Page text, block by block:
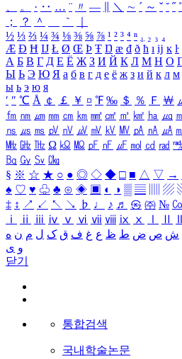
、
。 · ‥ … ¨ 〃 ― ＼ ∼ ´ ～ ˇ ˘ ˝ ˚
；
？ ＾ ｀
½ ⅓ ⅔ ¼ ¾ ⅛ ⅜ ⅝ ⅞ ¹ ² ³ ⁴ ⁿ ₁ ₂ ₃ ₄
Æ Ð Ħ Ĳ Ł Ø Œ Þ Ŧ Ŋ æ đ ð ħ ı ĳ ĸ ŀ
А Б В Г Д Е Ё Ж З И Й К Л М Н О
Ы Ь Э Ю Я а б в г д е ё ж з и й к л м
ы ь э ю я
′ ″ ℃ Å ￠ ￡ ￥ ¤ ℉ ‰ ＄ ％ Ｆ ￦
㎙ ㎚ ㎛ ㎜ ㎝ ㎞ ㎟ ㎠ ㎡ ㎢ ㏊ ㎍
㎱ ㎲ ㎳ ㎴ ㎵ ㎶ ㎷ ㎸ ㎹ ㎀ ㎁ ㎂
㎒ ㎓ ㎔ Ω ㏀ ㏁ ㎊ ㎋ ㎌ ㏖ ㏅ ㎭
㏃ ㏉ ㏜ ㏆
§ ※ ☆ ★ ○ ● ◎ ◇ ◆ □ ■ △ ▽ →
♠ ♡ ♥ ♧ ♣ ⊙ ◈ ▣ ◐ ◑ ▒ ▤ ▨
‡ ↕ ↗ ↙ ↖ ↘ ♭ ♩ ♪ ♬ ㉿ ㈜ № ㏇
ⅰ
ⅱ ⅲ ⅳ ⅴ ⅵ ⅶ ⅷ ⅸ ⅹ
ش ص ض ط ظ ع غ ف ق ک ل م ن ه
و ی
닫기
통합검색
국내학술논문